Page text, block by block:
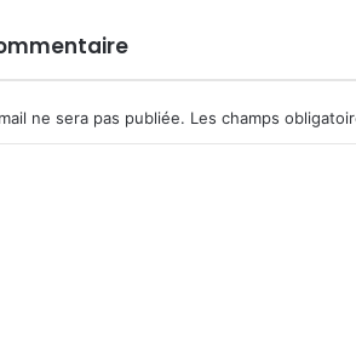
ne sera pas publiée. Les champs